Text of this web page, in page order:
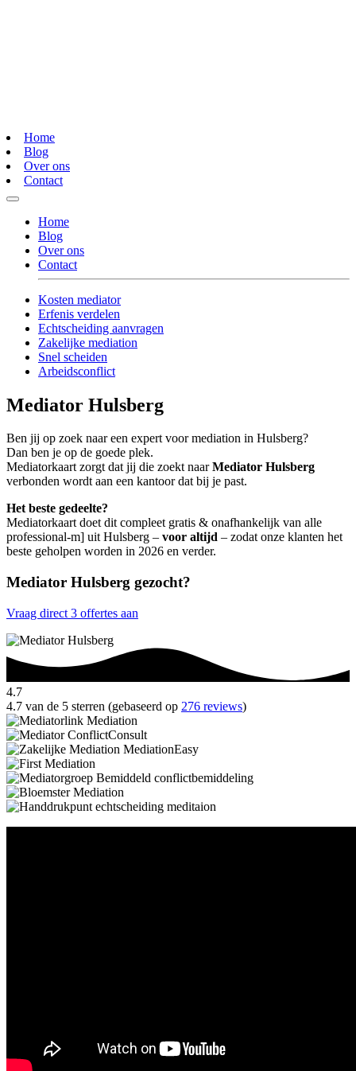
Home
Blog
Over ons
Contact
Home
Blog
Over ons
Contact
Kosten mediator
Erfenis verdelen
Echtscheiding aanvragen
Zakelijke mediation
Snel scheiden
Arbeidsconflict
Mediator Hulsberg
Ben jij op zoek naar een expert voor mediation in Hulsberg?
Dan ben je op de goede plek.
Mediatorkaart zorgt dat jij die zoekt naarMediator Hulsberg
verbonden wordt aan een kantoor dat bij je past.
Het beste gedeelte?
Mediatorkaart doet dit compleet gratis & onafhankelijk van alle
professional-m] uit Hulsberg – voor altijd – zodat onze klanten het
beste geholpen worden in 2026 en verder.
Mediator Hulsberg gezocht?
Vraag direct 3 offertes aan
4.7
4.7 van de 5 sterren (gebaseerd op 276 reviews)